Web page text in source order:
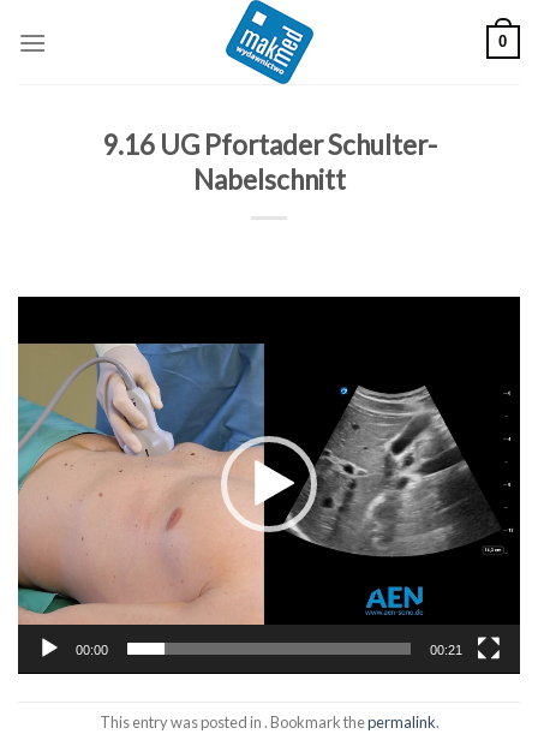
0
9.16 UG Pfortader Schulter-
Nabelschnitt
video
00:00 00:21
This entry was posted in . Bookmark thepermalink.